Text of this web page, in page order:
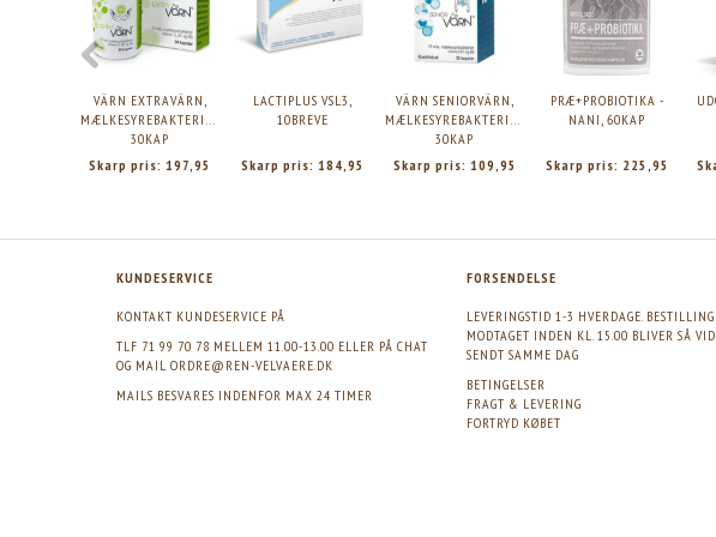
VÄRN EXTRAVÄRN,
MÆLKESYREBAKTERIER,
30KAP
Skarp pris:197,95
LACTIPLUS VSL3,
10BREVE
Skarp pris: 184,95
VÄRN SENIORVÄRN,
MÆLKESYREBAKTERIER,
30KAP
Skarp pris: 109,95
PRÆ+PROBIOTIKA -
NANI, 60KAP
Skarp pris: 225,95
KUNDESERVICE
KONTAKT KUNDESERVICE PÅ
TLF 71 99 70 78 MELLEM 11.00-13.00 ELLER PÅ CHAT
OG MAIL ORDRE@REN-VELVAERE.DK
MAILS BESVARES INDENFOR MAX 24 TIMER
FORSENDELSE
LEVERINGSTID 1-3 HVERDAGE.
MODTAGET INDEN KL. 15.00 BLIVER SÅ
SENDT SAMME DAG
BETINGELSER
FRAGT & LEVERING
FORTRYD KØBET